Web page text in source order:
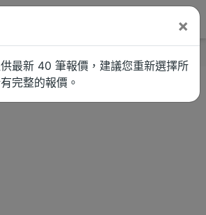
×
最新 40 筆報價，建議您重新選擇所
完整的報價。